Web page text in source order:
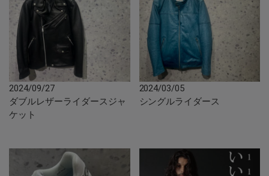
2024/09/27
ダブルレザーライダースジャ
ケット
2024/03/05
シングルライダース